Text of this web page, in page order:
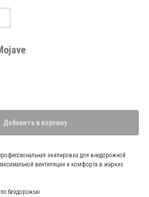
Добавить в корзину
экипировка для внедорожной
вентиляции и комфорта в жарких
бездорожью